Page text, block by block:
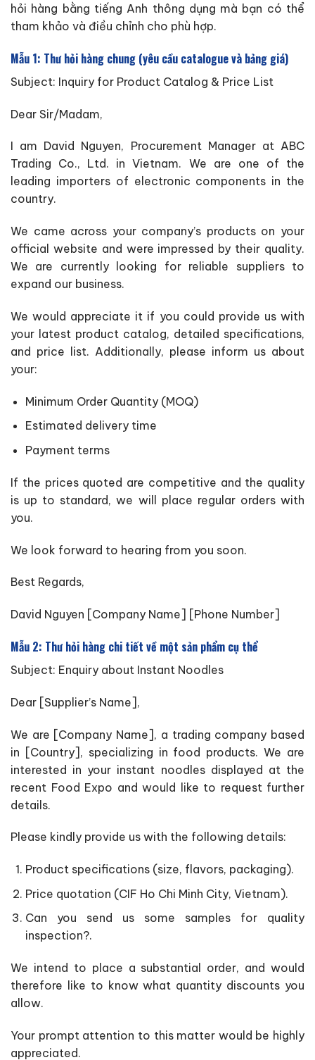
hỏi hàng bằng tiếng Anh thông dụng mà bạn có thể
tham khảo và điều chỉnh cho phù hợp.
Mẫu 1: Thư hỏi hàng chung (yêu cầu catalogue và bảng giá)
Subject: Inquiry for Product Catalog & Price List
Dear Sir/Madam,
I am David Nguyen, Procurement Manager at ABC
Trading Co., Ltd. in Vietnam. We are one of the
leading importers of electronic components in the
country.
We came across your company’s products on your
official website and were impressed by their quality.
We are currently looking for reliable suppliers to
expand our business.
We would appreciate it if you could provide us with
your latest product catalog, detailed specifications,
and price list. Additionally, please inform us about
your:
Minimum Order Quantity (MOQ)
Estimated delivery time
Payment terms
If the prices quoted are competitive and the quality
is up to standard, we will place regular orders with
you.
We look forward to hearing from you soon.
Best Regards,
David Nguyen [Company Name] [Phone Number]
Mẫu 2: Thư hỏi hàng chi tiết về một sản phẩm cụ thể
Subject: Enquiry about Instant Noodles
Dear [Supplier’s Name],
We are [Company Name], a trading company based
in [Country], specializing in food products. We are
interested in your instant noodles displayed at the
recent Food Expo and would like to request further
details.
Please kindly provide us with the following details:
Product specifications (size, flavors, packaging).
Price quotation (CIF Ho Chi Minh City, Vietnam).
Can you send us some samples for quality
inspection?.
We intend to place a substantial order, and would
therefore like to know what quantity discounts you
allow.
Your prompt attention to this matter would be highly
appreciated.